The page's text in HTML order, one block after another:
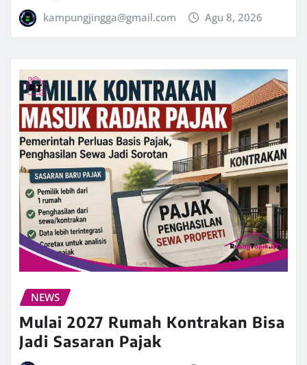
kampungjingga@gmail.com Agu 8, 2026
NEWS
Mulai 2027 Rumah Kontrakan Bisa
Jadi Sasaran Pajak